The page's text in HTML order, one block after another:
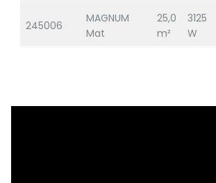
245006
MAGNUM
Mat
25,0
m²
3125
W